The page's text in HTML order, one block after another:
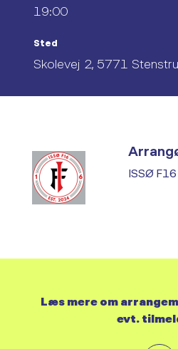
19:00
Sted
Skolevej 2, 5771
ISSØ F16
Læs mere om
evt.